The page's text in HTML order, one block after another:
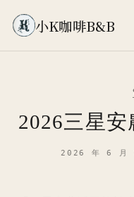
小K咖啡B&B
2026三星
2026 年 6 月